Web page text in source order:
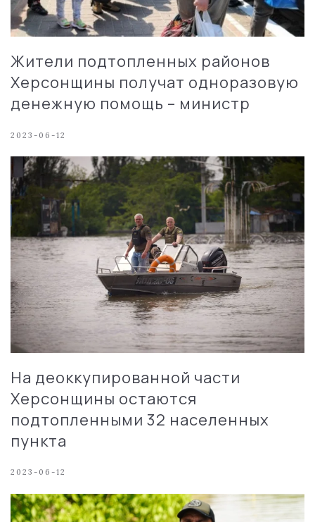
Жители подтопленных районов
Херсонщины получат одноразовую
денежную помощь – министр
2023-06-12
На деоккупированной части
Херсонщины остаются
подтопленными 32 населенных
пункта
2023-06-12